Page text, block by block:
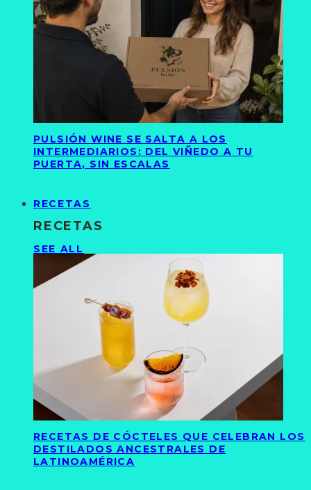
PULSIÓN WINE SE SALTA A LOS
INTERMEDIARIOS: DEL VIÑEDO A TU
PUERTA, SIN ESCALAS
RECETAS
RECETAS
SEE ALL
RECETAS DE CÓCTELES QUE CELEBRAN LOS
DESTILADOS ANCESTRALES DE
LATINOAMÉRICA